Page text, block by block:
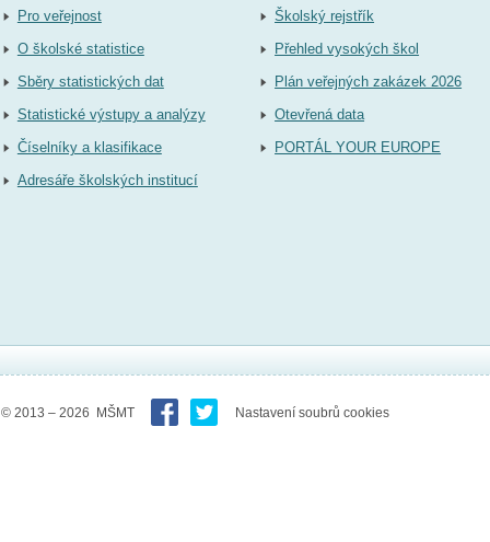
Pro veřejnost
O školské statistice
Sběry statistických dat
Statistické výstupy a analýzy
Číselníky a klasifikace
Adresáře školských institucí
Školský rejstřík
Přehled vysokých škol
Plán veřejných zakázek 2026
Otevřená data
PORTÁL YOUR EUROPE
© 2013 – 2026 MŠMT Nastavení soubrů cookies